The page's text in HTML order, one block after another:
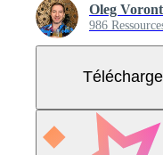
Oleg
986